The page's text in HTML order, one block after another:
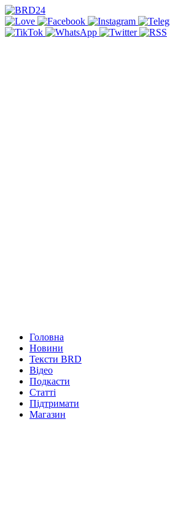
Головна
Новини
Тексти BRD
Відео
Подкасти
Статті
Підтримати
Магазин